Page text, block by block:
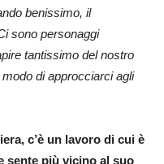
benissimo, il
sono personaggi
tantissimo del nostro
di approcciarci agli
c’è un lavoro di cui è
sente più vicino al suo